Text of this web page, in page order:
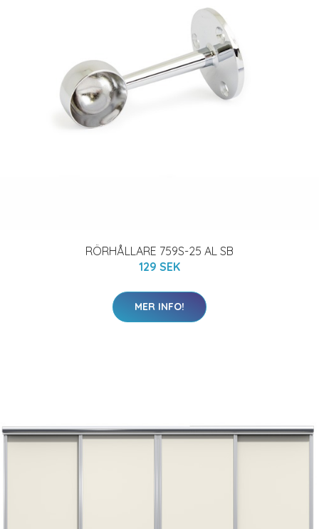
RÖRHÅLLARE 759S-25 AL SB
129 SEK
MER INFO!